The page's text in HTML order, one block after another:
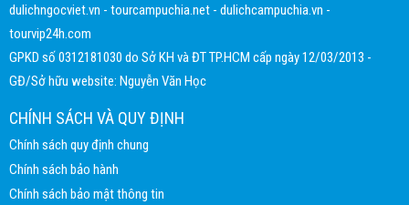
dulichngocviet.vn - tourcampuchia.net - dulichcampuchia.vn -
tourvip24h.com
GPKD số 0312181030 do Sở KH và ĐT TP.HCM cấp ngày 12/03/2013 -
GĐ/Sở hữu website: Nguyễn Văn Học
CHÍNH SÁCH VÀ QUY ĐỊNH
Chính sách quy định chung
Chính sách bảo hành
Chính sách bảo mật thông tin